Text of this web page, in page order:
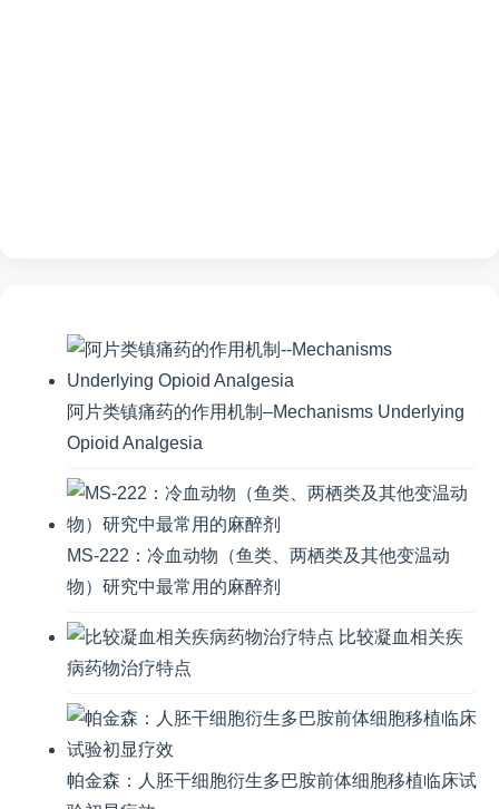
阿片类镇痛药的作用机制–Mechanisms Underlying
Opioid Analgesia
MS-222：冷血动物（鱼类、两栖类及其他变温动
物）研究中最常用的麻醉剂
比较凝血相关疾
病药物治疗特点
帕金森：人胚干细胞衍生多巴胺前体细胞移植临床试